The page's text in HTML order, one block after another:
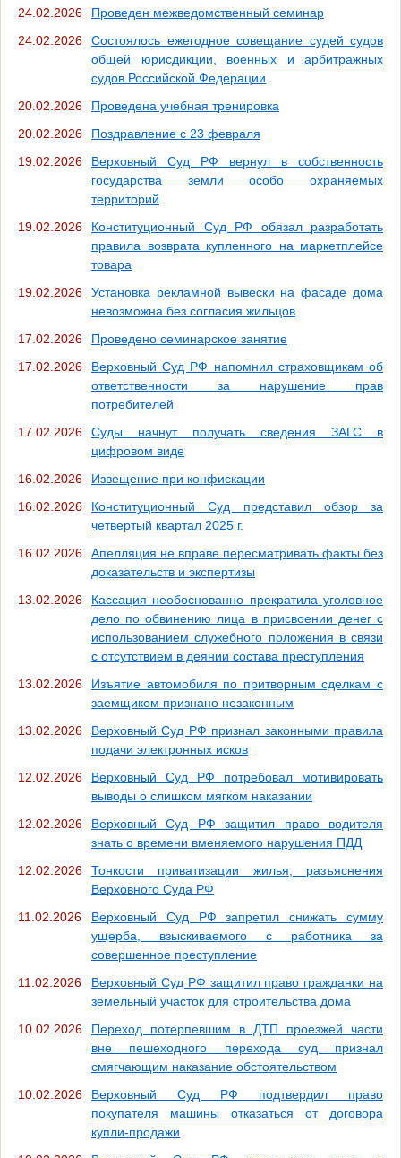
24.02.2026
Проведен межведомственный семинар
24.02.2026
Состоялось ежегодное совещание судей судов
общей юрисдикции, военных и арбитражных
судов Российской Федерации
20.02.2026
Проведена учебная тренировка
20.02.2026
Поздравление с 23 февраля
19.02.2026
Верховный Суд РФ вернул в собственность
государства земли особо охраняемых
территорий
19.02.2026
Конституционный Суд РФ обязал разработать
правила возврата купленного на маркетплейсе
товара
19.02.2026
Установка рекламной вывески на фасаде дома
невозможна без согласия жильцов
17.02.2026
Проведено семинарское занятие
17.02.2026
Верховный Суд РФ напомнил страховщикам об
ответственности за нарушение прав
потребителей
17.02.2026
Cуды начнут получать сведения ЗАГС в
цифровом виде
16.02.2026
Извещение при конфискации
16.02.2026
Конституционный Суд представил обзор за
четвертый квартал 2025 г.
16.02.2026
Апелляция не вправе пересматривать факты без
доказательств и экспертизы
13.02.2026
Кассация необоснованно прекратила уголовное
дело по обвинению лица в присвоении денег с
использованием служебного положения в связи
с отсутствием в деянии состава преступления
13.02.2026
Изъятие автомобиля по притворным сделкам с
заемщиком признано незаконным
13.02.2026
Верховный Суд РФ признал законными правила
подачи электронных исков
12.02.2026
Верховный Суд РФ потребовал мотивировать
выводы о слишком мягком наказании
12.02.2026
Верховный Суд РФ защитил право водителя
знать о времени вменяемого нарушения ПДД
12.02.2026
Тонкости приватизации жилья, разъяснения
Верховного Суда РФ
11.02.2026
Верховный Суд РФ запретил снижать сумму
ущерба, взыскиваемого с работника за
совершенное преступление
11.02.2026
Верховный Суд РФ защитил право гражданки на
земельный участок для строительства дома
10.02.2026
Переход потерпевшим в ДТП проезжей части
вне пешеходного перехода суд признал
смягчающим наказание обстоятельством
10.02.2026
Верховный Суд РФ подтвердил право
покупателя машины отказаться от договора
купли-продажи